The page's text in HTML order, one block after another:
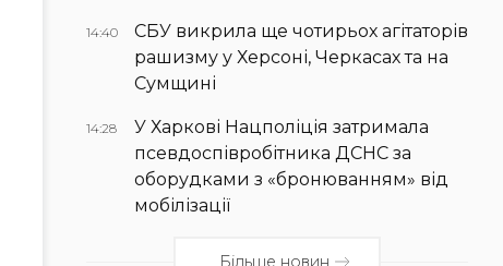
14:40
СБУ викрила ще чотирьох агітаторів
рашизму у Херсоні, Черкасах та на
Сумщині
14:28
У Харкові Нацполіція затримала
псевдоспівробітника ДСНС за
оборудками з «бронюванням» від
мобілізації
Більше новин